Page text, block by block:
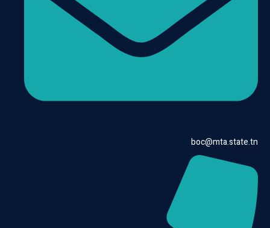
boc@mta.state.tn